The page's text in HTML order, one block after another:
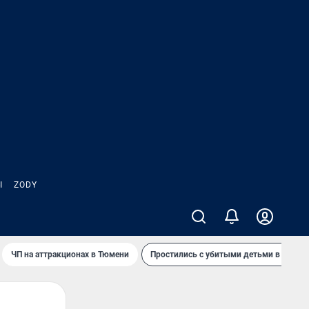
ZODY
ЧП на аттракционах в Тюмени Простились с убитыми детьми в